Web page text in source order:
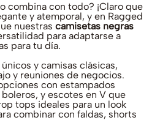
combina con todo? ¡Claro que
y atemporal, y en Ragged
nuestrascamisetas negras
para adaptarse a
para tu día.
y camisas clásicas,
y reuniones de negocios.
con estampados
y escotes en V que
tops ideales para un look
combinar con faldas, shorts